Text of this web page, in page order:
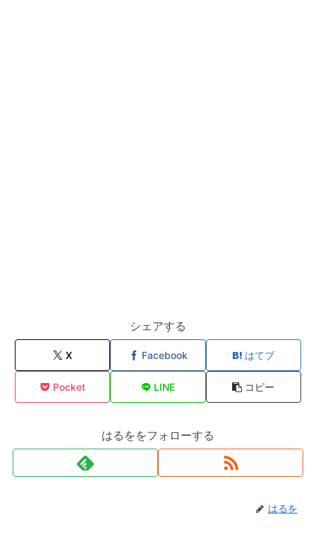
シェアする
X Facebook はてブ
Pocket LINE コピー
はるををフォローする
はるを